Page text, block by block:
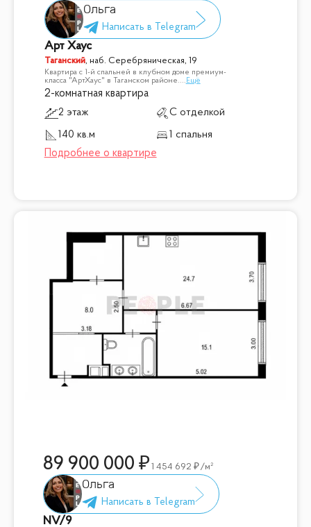
Ольга
Арт Хаус
Таганский, наб. Серебряническая, 19
Квартира с 1-й спальней в клубном доме премиум-
класса "АртХаус" в Таганском районе.... Ещё
2-комнатная квартира
2 этаж
С отделкой
140 кв.м
1 спальня
89 900 000 1 454 692 /м²
Ольга
NV/9